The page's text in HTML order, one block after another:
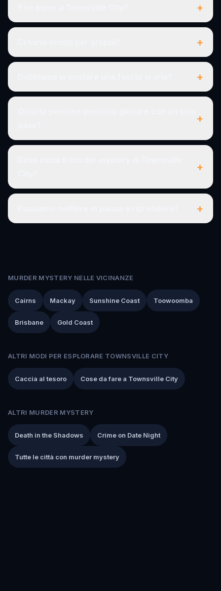
+
+
+
+
+
+
MURDER MYSTERY NELLE VICINANZE
Cairns Mackay Sunshine Coast Toowoomba
Brisbane Gold Coast
ALTRI MODI PER ESPLORARE TOWNSVILLE CITY
Caccia al tesoro Cose da fare a Townsville City
ALTRI MURDER MYSTERY
Death in the Shadows Crime on Date Night
Tutte le città con murder mystery